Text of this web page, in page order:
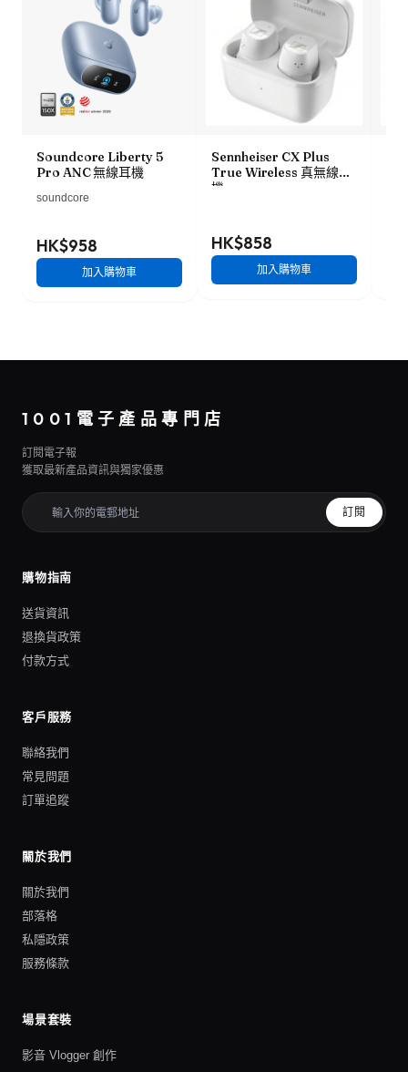
Soundcore Liberty 5
Pro ANC 無線耳機
soundcore
HK$958
加入購物車
Sennheiser CX Plus
True Wireless 真無線耳
機
HK$858
加入購物車
1001電子產品專門店
訂閱電子報
獲取最新產品資訊與獨家優惠
訂閱
購物指南
送貨資訊
退換貨政策
付款方式
客戶服務
聯絡我們
常見問題
訂單追蹤
關於我們
關於我們
部落格
私隱政策
服務條款
場景套裝
影音 Vlogger 創作